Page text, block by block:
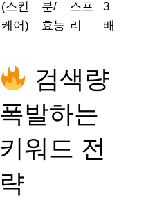
(스킨
케어)
분/
효능
스프
리
3
배
검색량
폭발하는
키워드 전
략